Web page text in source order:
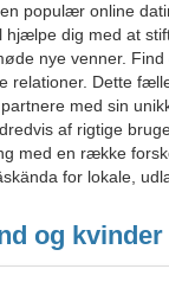
populær online
hjælpe dig med at
nye venner.
relationer. Dette
med sin
af rigtige
med en række
for lokale,
og kvinder